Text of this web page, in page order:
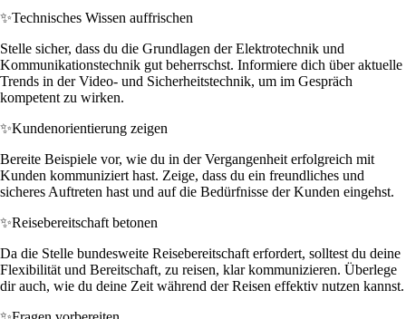
✨Technisches Wissen auffrischen
Stelle sicher, dass du die Grundlagen der Elektrotechnik und
Kommunikationstechnik gut beherrschst. Informiere dich über aktuelle
Trends in der Video- und Sicherheitstechnik, um im Gespräch
kompetent zu wirken.
✨Kundenorientierung zeigen
Bereite Beispiele vor, wie du in der Vergangenheit erfolgreich mit
Kunden kommuniziert hast. Zeige, dass du ein freundliches und
sicheres Auftreten hast und auf die Bedürfnisse der Kunden eingehst.
✨Reisebereitschaft betonen
Da die Stelle bundesweite Reisebereitschaft erfordert, solltest du deine
Flexibilität und Bereitschaft, zu reisen, klar kommunizieren. Überlege
dir auch, wie du deine Zeit während der Reisen effektiv nutzen kannst.